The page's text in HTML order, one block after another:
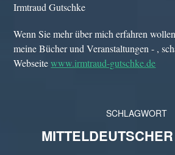
Irmtraud Gutschke
Wenn Sie mehr über mich erfahren
meine Bücher und Veranstaltungen - ,
Webseitewww.irmtraud-gutschke.de
SCHLAGWORT